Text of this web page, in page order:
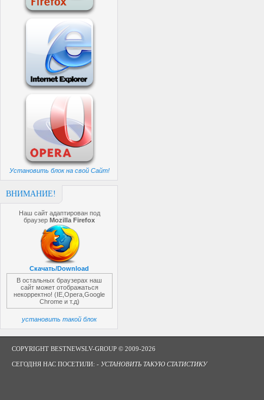
Установить блок на свой Сайт!
ВНИМАНИЕ!
Наш сайт адаптирован под
браузерMozilla Firefox
Скачать/Download
В остальных браузерах наш
сайт может отображаться
некорректно! (IE,Opera,Google
Chrome и т.д)
установить такой блок
COPYRIGHT BESTNEWSLV-GROUP © 2009-2026
СЕГОДНЯ НАС ПОСЕТИЛИ: - УСТАНОВИТЬ ТАКУЮ СТАТИСТИКУ